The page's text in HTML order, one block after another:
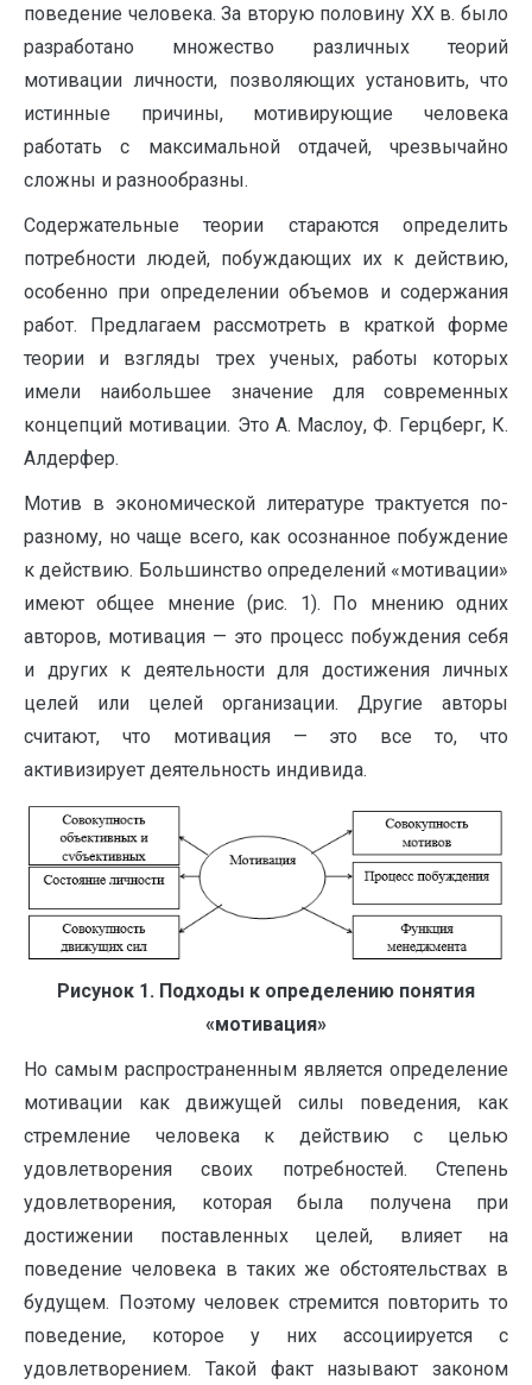
поведение человека. За вторую половину ХХ в. было
разработано множество различных теорий
мотивации личности, позволяющих установить, что
истинные причины, мотивирующие человека
работать с максимальной отдачей, чрезвычайно
сложны и разнообразны.
Содержательные теории стараются определить
потребности людей, побуждающих их к действию,
особенно при определении объемов и содержания
работ. Предлагаем рассмотреть в краткой форме
теории и взгляды трех ученых, работы которых
имели наибольшее значение для современных
концепций мотивации. Это А. Маслоу, Ф. Герцберг, К.
Алдерфер.
Мотив в экономической литературе трактуется по-
разному, но чаще всего, как осознанное побуждение
к действию. Большинство определений «мотивации»
имеют общее мнение (рис. 1). По мнению одних
авторов, мотивация — это процесс побуждения себя
и других к деятельности для достижения личных
целей или целей организации. Другие авторы
считают, что мотивация — это все то, что
активизирует деятельность индивида.
Рисунок 1. Подходы к определению понятия
«мотивация»
Но самым распространенным является определение
мотивации как движущей силы поведения, как
стремление человека к действию с целью
удовлетворения своих потребностей. Степень
удовлетворения, которая была получена при
достижении поставленных целей, влияет на
поведение человека в таких же обстоятельствах в
будущем. Поэтому человек стремится повторить то
поведение, которое у них ассоциируется с
удовлетворением. Такой факт называют законом